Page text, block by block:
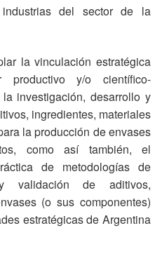
del sector de la
la vinculación estratégica
y/o científico-
investigación, desarrollo y
ingredientes, materiales
la producción de envases
como así también, el
de metodologías de
validación de aditivos,
(o sus componentes)
estratégicas de Argentina